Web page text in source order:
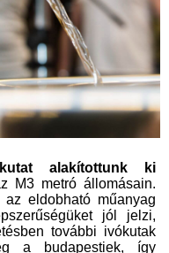
alakítottunk ki
M3 metró állomásain.
eldobható műanyag
jól jelzi,
további ivókutak
a budapestiek, így